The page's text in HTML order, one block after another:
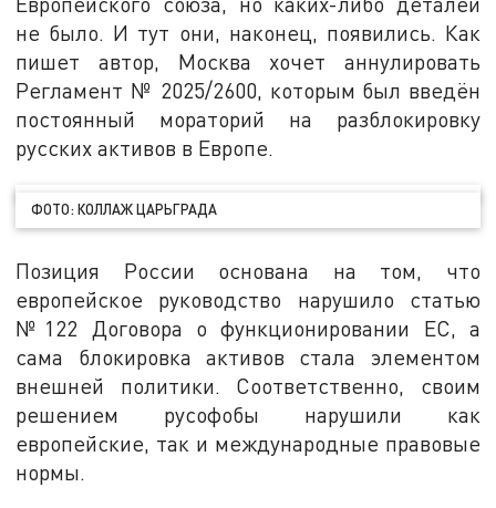
не было. И тут они, наконец, появились. Как
пишет автор, Москва хочет аннулировать
Регламент № 2025/2600, которым был введён
постоянный мораторий на разблокировку
русских активов в Европе.
ФОТО: КОЛЛАЖ ЦАРЬГРАДА
Позиция России основана на том, что
европейское руководство нарушило статью
№122 Договора о функционировании ЕС, а
сама блокировка активов стала элементом
внешней политики. Соответственно, своим
решением русофобы нарушили как
европейские, так и международные правовые
нормы.